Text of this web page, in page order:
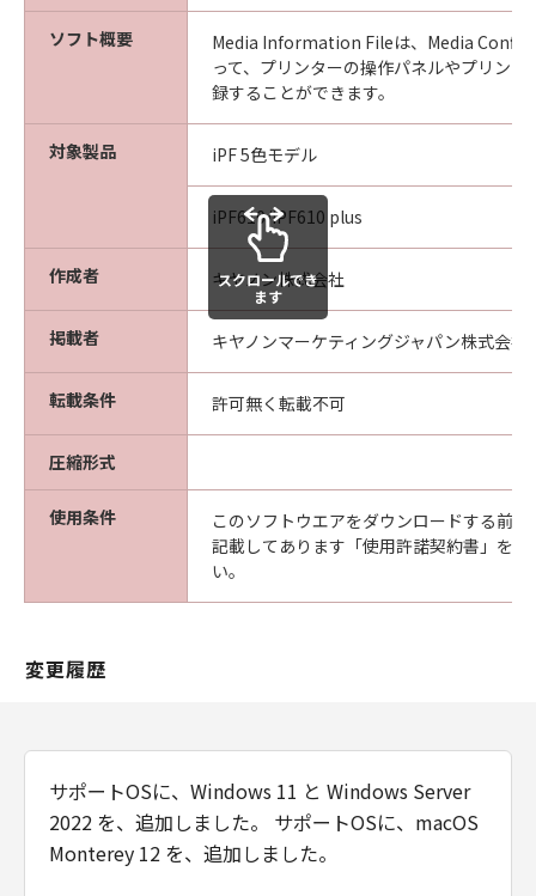
るものではありません。
「本ソフトウエア」及びその複製物に係る
権限及び所有権は、その内容によりキヤノ
ンまたはキヤノンのライセンサーに帰属し
「許諾ソフトウエア」が、CD-ROM等の記
憶媒体に格納されて提供されている場合、
キヤノンは、お客様が「許諾ソフトウエ
ア」を購入した日から90日の間、「許諾ソ
フトウエア」が格納されている記憶媒体
（以下「メディア」と言います）に物理的
な欠陥がないことを保証します。当該保証
期間中に「メディア」に物理的な欠陥が発
見された場合には、キヤノンは、「メディ
ア」を交換いたします。
保証の否認・免責
(1) 「本ソフトウエア」は、『現状のまま』の
の関連会社、それらの販売代理店及び販売店
は、「本ソフトウエア」に関して、商品性及び
保証も、明示たると黙示たるとを問わず一切し
(2) キヤノン、キヤノンの関連会社、それらの販
売代理店及び販売店は、「許諾ソフトウエア」
の使用または使用不能から生ずるいかなる損害
ソフト概要
Media Information Fileは、Media
って、プリンターの操作パネルやプリンタ
録することができます。
対象製品 iPF 5色モデル
iPF610/iPF610 plus
作成者 キヤノン株式会社
掲載者 キヤノンマーケティングジャパン株式会社
転載条件 許可無く転載不可
圧縮形式
使用条件
このソフトウエアをダウンロードする前
記載してあります「使用許諾契約書」を
い。
スクロールでき
ます
変更履歴
サポートOSに、Windows 11 と Windows Server
2022 を、追加しました。 サポートOSに、macOS
Monterey 12 を、追加しました。